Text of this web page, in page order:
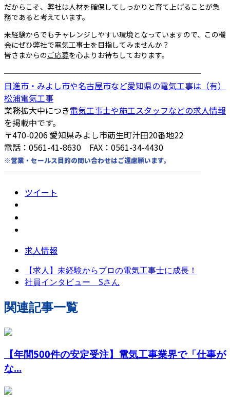
だからこそ、弊社は人材を確保してしっかりと育て上げることが急
務であると考えています。
未経験からでもチャレンジしやすい環境となっていますので、この機
会にぜひ弊社で電気工事士を目指してみませんか？
皆さまからのご応募を心よりお待ちしております。
────────────────────────
日進市・みよし市や名古屋市など愛知県の電気工事は（有）
松浦電気工事
業務拡大中につき電気工事士や施工スタッフなどの求人情報
を掲載中です。
〒470-0206 愛知県みよし市莇生町汁田20番地22
電話：0561-41-8630 FAX：0561-34-4430
※営業・セールス目的の問い合わせはご遠慮願います。
────────────────────────
ツイート
求人情報
【求人】未経験からプロの電気工事士に成長！
社員インタビュー Sさん
関連記事一覧
【年間500件の安定受注】電気工事業界で「仕事が
な...